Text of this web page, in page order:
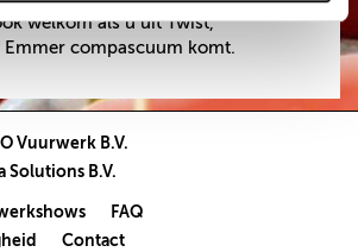
welkom als u uit Twist,
Emmer compascuum komt.
Vuurwerk B.V.
Solutions B.V.
FAQ
Contact